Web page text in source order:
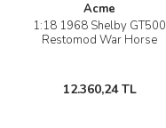
Acme
1:18 1968 Shelby GT500
Restomod War Horse
12.360,24 TL